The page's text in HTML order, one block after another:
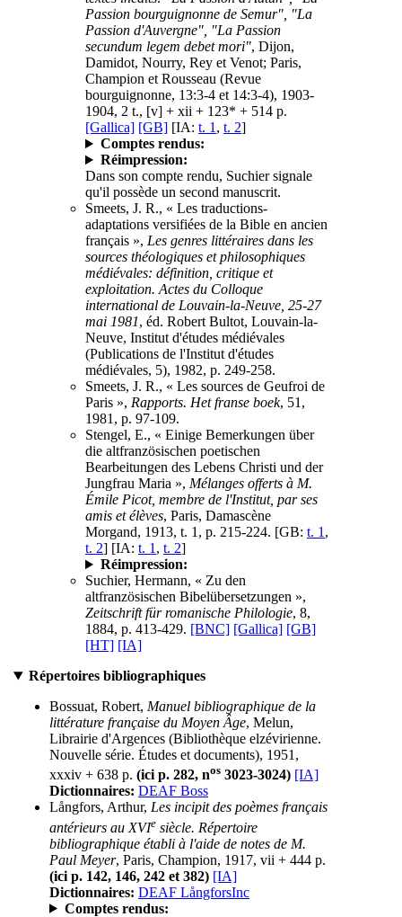
Passion bourguignonne de Semur", "La
Passion d'Auvergne", "La Passion
secundum legem debet mori", Dijon,
Damidot, Nourry, Rey et Venot; Paris,
Champion et Rousseau (Revue
bourguignonne, 13:3-4 et 14:3-4), 1903-
1904, 2 t., [v] + xii + 123* + 514 p.
[Gallica] [GB] [IA: t. 1 , t. 2]
Comptes rendus:
Réimpression:
Dans son compte rendu, Suchier signale
qu'il possède un second manuscrit.
Smeets, J. R., « Les traductions-
adaptations versifiées de la Bible en ancien
français », Les genres littéraires dans les
sources théologiques et philosophiques
médiévales: définition, critique et
exploitation. Actes du Colloque
international de Louvain-la-Neuve, 25-27
mai 1981, éd. Robert Bultot, Louvain-la-
Neuve, Institut d'études médiévales
(Publications de l'Institut d'études
médiévales, 5), 1982, p. 249-258.
Smeets, J. R., « Les sources de Geufroi de
Paris », Rapports. Het franse boek, 51,
1981, p. 97-109.
Stengel, E., « Einige Bemerkungen über
die altfranzösischen poetischen
Bearbeitungen des Lebens Christi und der
Jungfrau Maria », Mélanges offerts à M.
Émile Picot, membre de l'Institut, par ses
amis et élèves, Paris, Damascène
Morgand, 1913, t. 1, p. 215-224. [GB: t. 1 ,
t. 2] [IA: t. 1 , t. 2]
Réimpression:
Suchier, Hermann, « Zu den
altfranzösischen Bibelübersetzungen »,
Zeitschrift für romanische Philologie, 8,
1884, p. 413-429. [BNC] [Gallica] [GB]
[HT] [IA]
Répertoires bibliographiques
Bossuat, Robert, Manuel bibliographique de la
littérature française du Moyen Âge, Melun,
Librairie d'Argences (Bibliothèque elzévirienne.
Nouvelle série. Études et documents), 1951,
xxxiv + 638 p. (ici p. 282, nos 3023-3024) [IA]
Dictionnaires: DEAF Boss
Långfors, Arthur, Les incipit des poèmes français
antérieurs au XVIe siècle. Répertoire
bibliographique établi à l'aide de notes de M.
Paul Meyer, Paris, Champion, 1917, vii + 444 p.
(ici p. 142, 146, 242 et 382) [IA]
Dictionnaires: DEAF LångforsInc
Comptes rendus: